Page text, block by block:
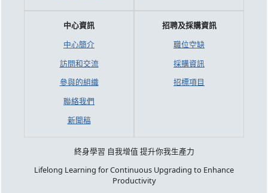
中心資訊
中心簡介
訪問和交流
參與的組織
聯絡我們
新聞稿
招聘及採購資訊
職位空缺
採購資訊
招標項目
終身學習 自我增值 提升你我生產力
Lifelong Learning for Continuous Upgrading to Enhance
Productivity